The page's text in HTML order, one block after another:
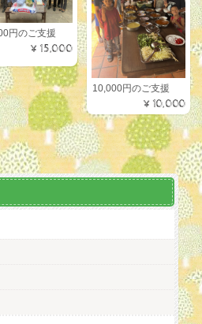
円のご支援
¥15,000
10,000円のご支援
¥10,000